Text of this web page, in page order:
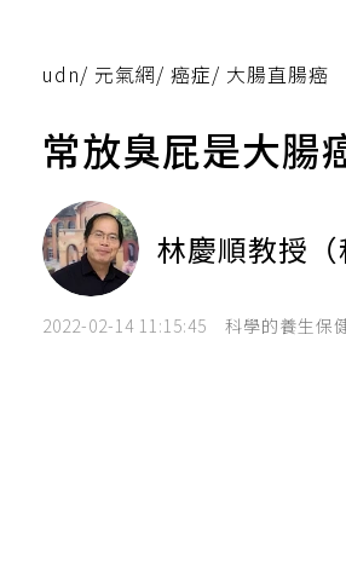
udn/ 元氣網/ 癌症/ 大腸直腸癌
常放臭屁是大腸
林慶順教授（
2022-02-14 11:15:45 科學的養生保